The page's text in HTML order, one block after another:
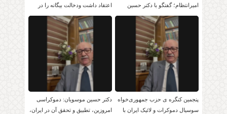
امیرانتظام؛ گفتگو با دکتر حسین
موسویان
اعتقاد داشت ودخالت بیگانه را در
امور داخلی بر نمی تابید.
پنجمین کنگره ی حزب جمهوری‌خواه
سوسیال دموکرات و لائیک ایران با
دکتر حسین موسویان: دموکراسی
امروزین، تطبیق و تحقق آن در ایران،